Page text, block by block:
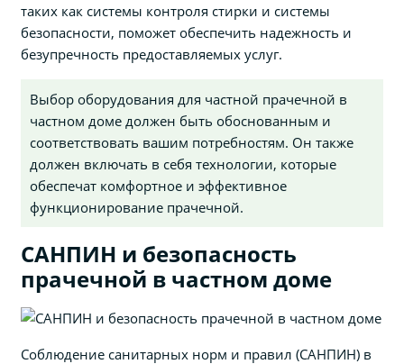
таких как системы контроля стирки и системы
безопасности, поможет обеспечить надежность и
безупречность предоставляемых услуг.
Выбор оборудования для частной прачечной в
частном доме должен быть обоснованным и
соответствовать вашим потребностям. Он также
должен включать в себя технологии, которые
обеспечат комфортное и эффективное
функционирование прачечной.
САНПИН и безопасность
прачечной в частном доме
Соблюдение санитарных норм и правил (САНПИН) в